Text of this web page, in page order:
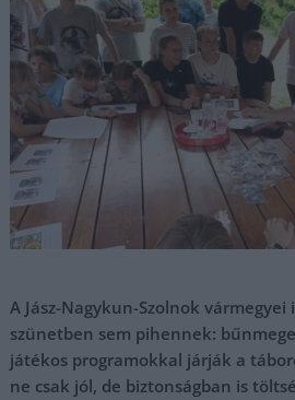
A Jász-Nagykun-Szolnok
szünetben sem pihennek:
játékos programokkal járják a
ne csak jól, de biztonságban is